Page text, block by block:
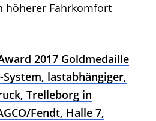
höherer Fahrkomfort
2017 Goldmedaille
lastabhängiger,
Trelleborg in
Fendt, Halle 7,